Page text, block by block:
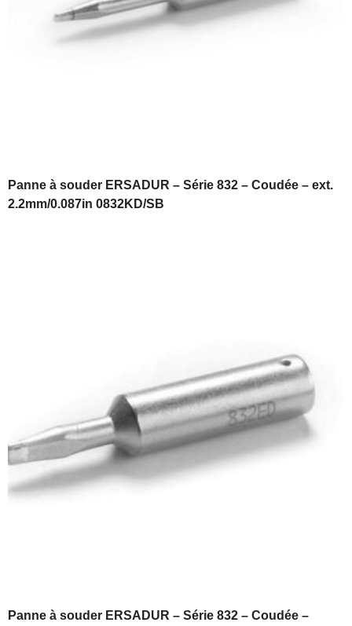
Panne à souder ERSADUR – Série 832 – Coudée – ext.
2.2mm/0.087in 0832KD/SB
Panne à souder ERSADUR – Série 832 – Coudée –